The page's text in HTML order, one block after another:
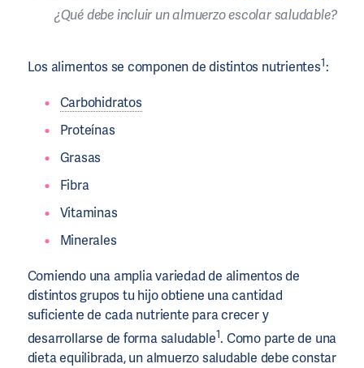
¿Qué debe incluir un almuerzo escolar saludable?
Los alimentos se componen de distintos nutrientes1:
Carbohidratos
Proteínas
Grasas
Fibra
Vitaminas
Minerales
Comiendo una amplia variedad de alimentos de
distintos grupos tu hijo obtiene una cantidad
suficiente de cada nutriente para crecer y
desarrollarse de forma saludable1. Como parte de una
dieta equilibrada, un almuerzo saludable debe constar